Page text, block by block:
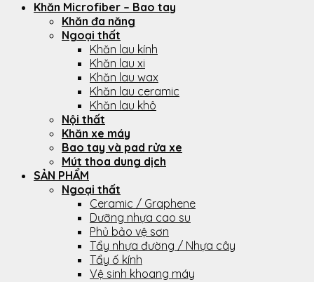
Khăn Microfiber – Bao tay
Khăn đa năng
Ngoại thất
Khăn lau kính
Khăn lau xi
Khăn lau wax
Khăn lau ceramic
Khăn lau khô
Nội thất
Khăn xe máy
Bao tay và pad rửa xe
Mút thoa dung dịch
SẢN PHẨM
Ngoại thất
Ceramic / Graphene
Dưỡng nhựa cao su
Phủ bảo vệ sơn
Tẩy nhựa đường / Nhựa cây
Tẩy ố kính
Vệ sinh khoang máy